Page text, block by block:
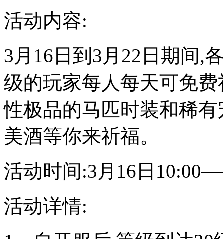
活动内容:
3月16日到3月22日期间,
级的玩家每人每天可免
性极品的马匹时装和稀
美酒等你来祈福。
活动时间:3月16日
活动详情: